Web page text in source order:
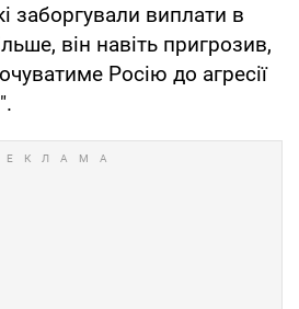
заборгували виплати в
він навіть пригрозив,
Росію до агресії